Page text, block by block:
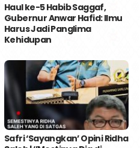
Haul ke-5 Habib Saggaf,
Gubernur Anwar Hafid: Ilmu
Harus Jadi Panglima
Kehidupan
Safri ‘Sayangkan’ Opini Ridha